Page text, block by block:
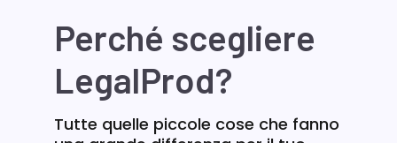
Perché scegliere
LegalProd?
Tutte quelle piccole cose che fanno